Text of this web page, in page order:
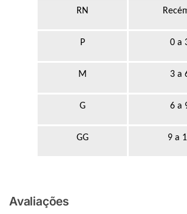
RN
P 0 a
M 3 a
G 6 a
GG 9 a
Avaliações